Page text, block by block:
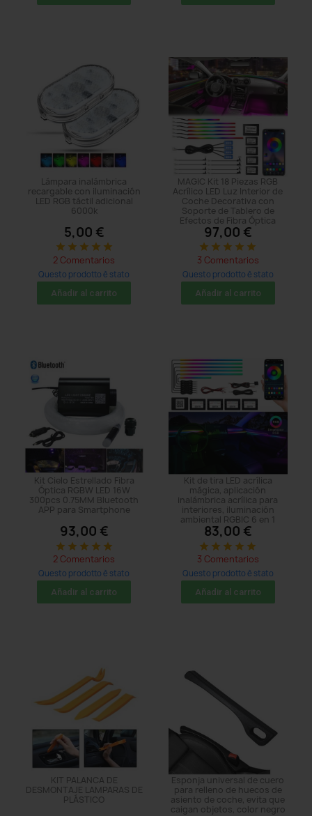
Lámpara inalámbrica
recargable con iluminación
LED RGB táctil adicional
6000k
5,00 €
star star star star star
2 Comentarios
Questo prodotto è stato
acquistato: 152 times
Añadir al carrito
MAGIC Kit 18 Piezas RGB
Acrílico LED Luz Interior de
Coche Decorativa con
Soporte de Tablero de
Efectos de Fibra Óptica
97,00 €
star star star star star
3 Comentarios
Questo prodotto è stato
acquistato: 374 times
Añadir al carrito
Kit Cielo Estrellado Fibra
Óptica RGBW LED 16W
300pcs 0.75MM Bluetooth
APP para Smartphone
93,00 €
star star star star star
2 Comentarios
Questo prodotto è stato
acquistato: 41 times
Añadir al carrito
Kit de tira LED acrílica
mágica, aplicación
inalámbrica acrílica para
interiores, iluminación
ambiental RGBIC 6 en 1
83,00 €
star star star star star
3 Comentarios
Questo prodotto è stato
acquistato: 47 times
Añadir al carrito
KIT PALANCA DE
DESMONTAJE LAMPARAS DE
PLÁSTICO
Esponja universal de cuero
para relleno de huecos de
asiento de coche, evita que
caigan objetos, color negro